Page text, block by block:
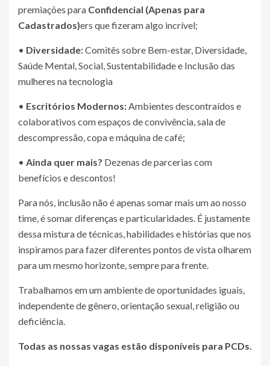
premiações para Confidencial (Apenas para
Cadastrados)ers que fizeram algo incrível;
• Diversidade:Comitês sobre Bem-estar, Diversidade,
Saúde Mental, Social, Sustentabilidade e Inclusão das
mulheres na tecnologia
• Escritórios Modernos:Ambientes descontraídos e
colaborativos com espaços de convivência, sala de
descompressão, copa e máquina de café;
• Ainda quer mais? Dezenas de parcerias com
benefícios e descontos!
Para nós, inclusão não é apenas somar mais um ao nosso
time, é somar diferenças e particularidades. É justamente
dessa mistura de técnicas, habilidades e histórias que nos
inspiramos para fazer diferentes pontos de vista olharem
para um mesmo horizonte, sempre para frente.
Trabalhamos em um ambiente de oportunidades iguais,
independente de gênero, orientação sexual, religião ou
deficiência.
Todas as nossas vagas estão disponíveis para PCDs.